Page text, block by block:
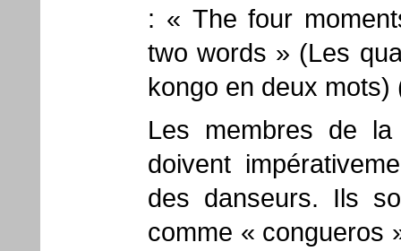
: « The four
two words » (Les
kongo en deux mots)
Les membres de la
doivent
des danseurs. Ils
comme « congueros